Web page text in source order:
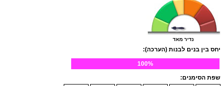
נדיר מאד
יחס בין בנים לבנות (הערכה):
100%
שפת הסימנים: